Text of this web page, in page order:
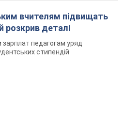
вчителям підвищать
розкрив деталі
педагогам уряд
стипендій